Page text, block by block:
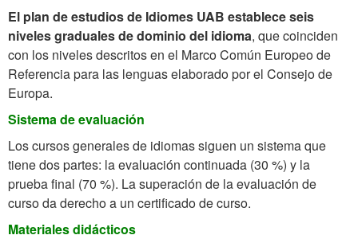
El plan de estudios de Idiomes UAB establece seis
niveles graduales de dominio del idioma, que coinciden
con los niveles descritos en el Marco Común Europeo de
Referencia para las lenguas elaborado por el Consejo de
Europa.
Sistema de evaluación
Los cursos generales de idiomas siguen un sistema que
tiene dos partes: la evaluación continuada (30 %) y la
prueba final (70 %). La superación de la evaluación de
curso da derecho a un certificado de curso.
Materiales didácticos